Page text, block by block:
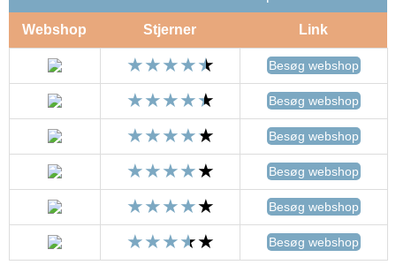
Webshop Stjerner Link
Besøg webshop
Besøg webshop
Besøg webshop
Besøg webshop
Besøg webshop
Besøg webshop